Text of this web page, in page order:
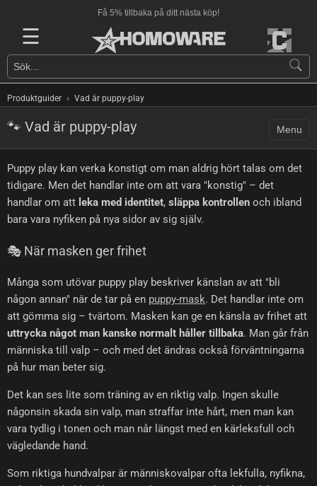
Få 5% tillbaka på ditt nästa köp!
☰
Produktguider › Vad är puppy-play
🐾 Vad är puppy-play Menu
Puppy play kan verka konstigt om man aldrig hört talas om det
tidigare. Men det handlar inte om att vara "konstig" – det
handlar om att leka med identitet, släppa kontrollen och ibland
bara vara nyfiken på nya sidor av sig själv.
🎭 När masken ger frihet
Många som utövar puppy play beskriver känslan av att "bli
någon annan" när de tar på en puppy-mask. Det handlar inte om
att gömma sig – tvärtom. Masken kan ge en känsla av frihet att
uttrycka något man kanske normalt håller tillbaka. Man går från
människa till valp – och med det ändras också förväntningarna
på hur man beter sig.
Det kan ses lite som träning av en riktig valp. Ingen skulle
någonsin skada sin valp, man straffar inte hårt, men man kan
vara tydlig i tonen och man når längst med en kärleksfull och
vägledande hand.
Som riktiga hundvalpar är människovalpar ofta lekfulla, nyfikna,